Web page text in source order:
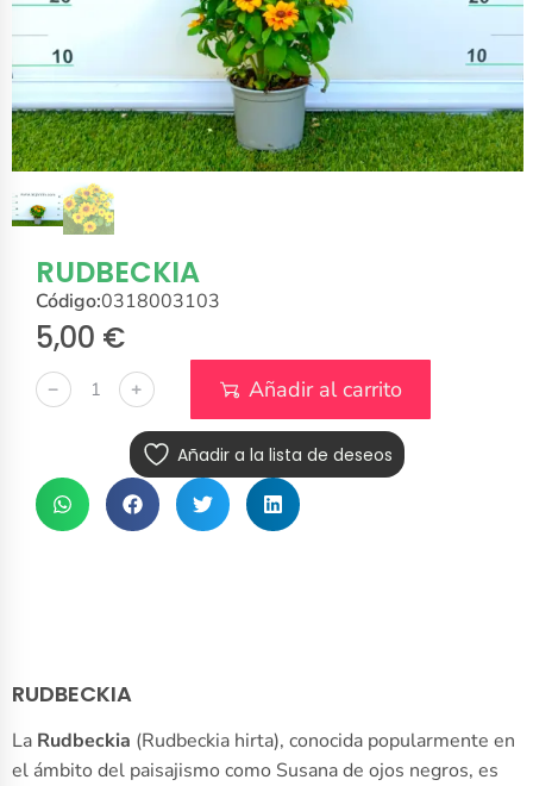
RUDBECKIA
Código:0318003103
5,00 €
﹣ ﹢ Añadir al carrito
Añadir a la lista de deseos
RUDBECKIA
La Rudbeckia (Rudbeckia hirta), conocida popularmente en
el ámbito del paisajismo como Susana de ojos negros, es